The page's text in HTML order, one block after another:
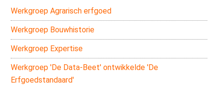
Werkgroep Agrarisch erfgoed
Werkgroep Bouwhistorie
Werkgroep Expertise
Werkgroep 'De Data-Beet' ontwikkelde 'De
Erfgoedstandaard'